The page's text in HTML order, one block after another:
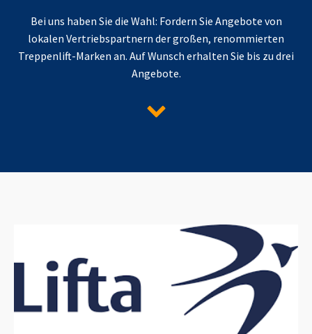
Bei uns haben Sie die Wahl: Fordern Sie Angebote von
lokalen Vertriebspartnern der großen, renommierten
Treppenlift-Marken an. Auf Wunsch erhalten Sie bis zu drei
Angebote.